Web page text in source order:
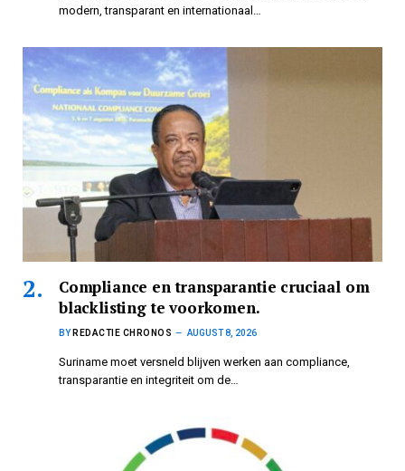
modern, transparant en internationaal…
Compliance en transparantie cruciaal om
blacklisting te voorkomen.
BY REDACTIE CHRONOS AUGUST 8, 2026
Suriname moet versneld blijven werken aan compliance,
transparantie en integriteit om de…